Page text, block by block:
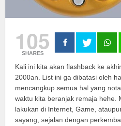
105
SHARES
Kali ini kita akan flashback ke
2000an. List ini ga dibatasi oleh
mencangkup semua hal yang
waktu kita beranjak remaja hehe.
lakukan di Internet, Game,
sayang, sejalan dengan